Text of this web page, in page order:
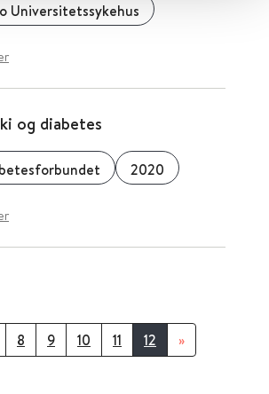
Universitetssykehus
og diabetes
2020
8 9 10 11 12 »